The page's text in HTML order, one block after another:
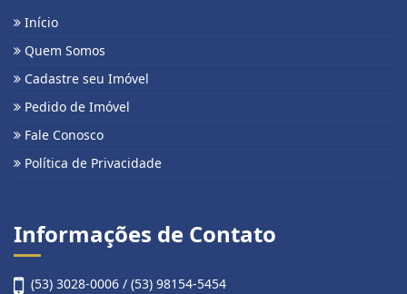
Início
Quem Somos
Cadastre seu Imóvel
Pedido de Imóvel
Fale Conosco
Política de Privacidade
Informações de Contato
(53) 3028-0006 / (53) 98154-5454